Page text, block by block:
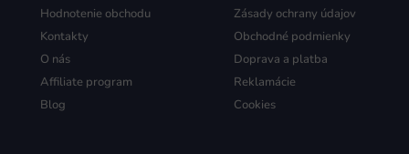
Hodnotenie obchodu
Kontakty
O nás
Affiliate program
Blog
Zásady ochrany údajov
Obchodné podmienky
Doprava a platba
Reklamácie
Cookies